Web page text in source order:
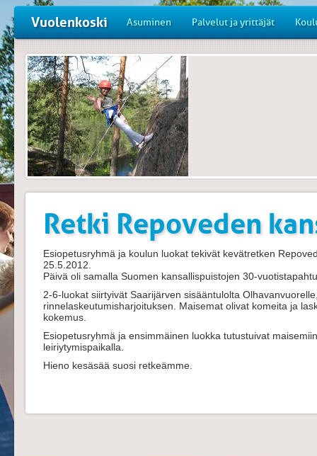
Vuolenkoski Asuminen Palvelut ja yrittäjät
Retki Repoveden
Esiopetusryhmä ja koulun luokat tekivät kevätretken
25.5.2012.
Päivä oli samalla Suomen kansallispuistojen 30-
2-6-luokat siirtyivät Saarijärven sisääntulolta
rinnelaskeutumisharjoituksen. Maisemat olivat komeita ja
kokemus.
Esiopetusryhmä ja ensimmäinen luokka tutustuivat
leiriytymispaikalla.
Hieno kesäsää suosi retkeämme.